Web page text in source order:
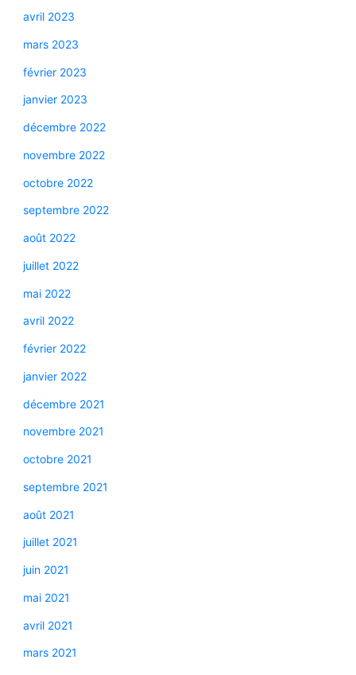
avril 2023
mars 2023
février 2023
janvier 2023
décembre 2022
novembre 2022
octobre 2022
septembre 2022
août 2022
juillet 2022
mai 2022
avril 2022
février 2022
janvier 2022
décembre 2021
novembre 2021
octobre 2021
septembre 2021
août 2021
juillet 2021
juin 2021
mai 2021
avril 2021
mars 2021